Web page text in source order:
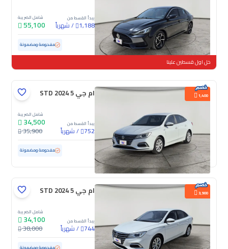
يبدأ القسط من
1,188
/شهرياً
شامل الضريبة
55,100
مستعملة 27,076 كم ممشى قليل مفحوصة ومضمونة
خل اول قسطين علينا
1,400 ام جي 5 STD 2024
يبدأ القسط من
752
/شهرياً
شامل الضريبة
34,500
35,900
مستعملة 34,880 كم ممشى قليل مفحوصة ومضمونة
3,900 ام جي 5 STD 2024
يبدأ القسط من
744
/شهرياً
شامل الضريبة
34,100
38,000